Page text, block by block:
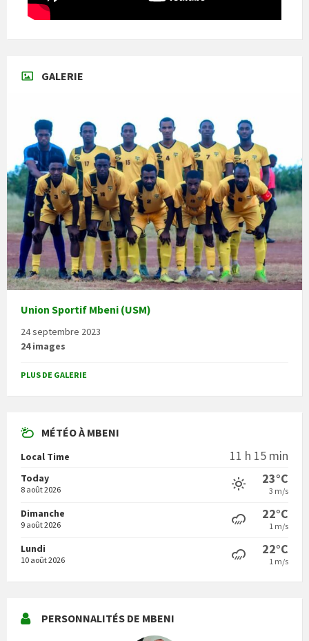
GALERIE
Union Sportif Mbeni (USM)
24 septembre 2023
24 images
PLUS DE GALERIE
MÉTÉO À MBENI
Local Time 11 h 15 min
Today
8 août 2026
23°C
3 m/s
Dimanche
9 août 2026
22°C
1 m/s
Lundi
10 août 2026
22°C
1 m/s
PERSONNALITÉS DE MBENI